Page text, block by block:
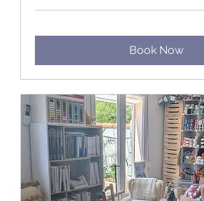
Book Now